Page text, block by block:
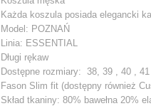
Każda koszula posiada elegancki
Model: POZNAŃ
Linia: ESSENTIAL
Długi rękaw
Dostępne rozmiary: 38, 39 , 40 ,
Fason Slim fit (dostępny również
Skład tkaniny: 80% bawełna 20%